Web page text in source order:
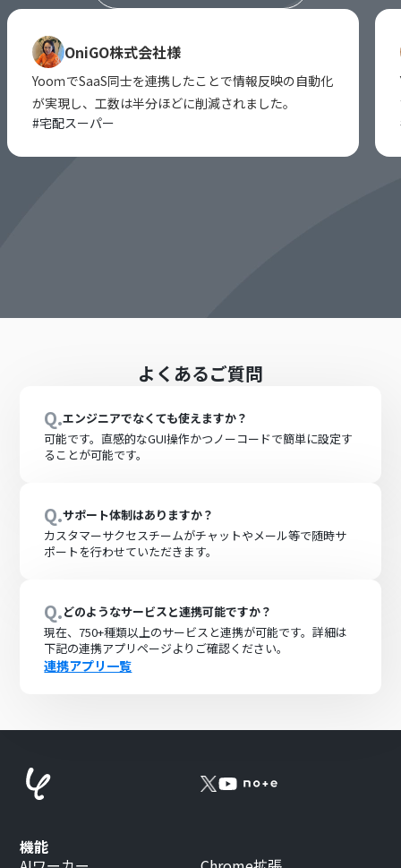
OniGO株式会社様
YooｍでSaaS同士を連携したことで情報反映の自動化
が実現し、工数は半分ほどに削減されました。
#宅配スーパー
よくあるご質問
Q.エンジニアでなくても使えますか？
可能です。直感的なGUI操作かつノーコードで簡単に設定す
ることが可能です。
Q.サポート体制はありますか？
カスタマーサクセスチームがチャットやメール等で随時サ
ポートを行わせていただきます。
Q.どのようなサービスと連携可能ですか？
現在、750+種類以上のサービスと連携が可能です。詳細は
下記の連携アプリページよりご確認ください。
連携アプリ一覧
機能